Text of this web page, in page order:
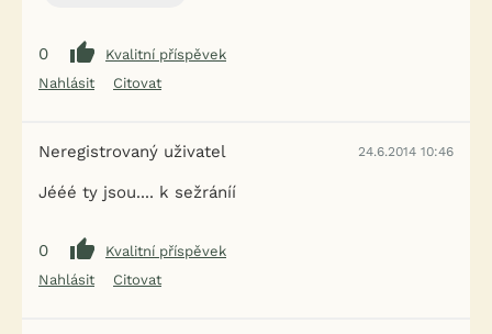
0
Kvalitní příspěvek
Nahlásit
Citovat
Neregistrovaný uživatel 24.6.2014 10:46
Jééé ty jsou.... k sežráníí
0
Kvalitní příspěvek
Nahlásit
Citovat